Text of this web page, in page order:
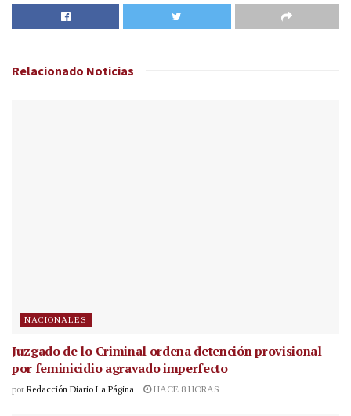
Relacionado Noticias
NACIONALES
Juzgado de lo Criminal ordena detención provisional
por feminicidio agravado imperfecto
por Redacción Diario La Página HACE 8 HORAS